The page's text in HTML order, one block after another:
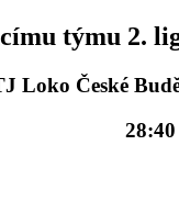
týmu 2.
Loko České